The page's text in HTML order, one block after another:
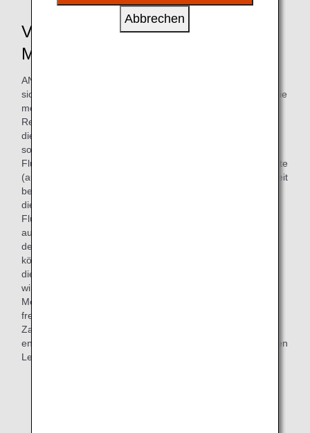
Verringerte Verschwendung von
Mahlzeiten an Bord
ANA unternimmt verschiedene Anstrengungen, um
sicherzustellen, dass die Mahlzeiten an Bord so abfallfrei wie
möglich sind. Insbesondere prüfen wir die Anzahl der
Reservierungen bis kurz vor der Abflugzeit und bestimmen
die Anzahl der Mahlzeiten an Bord, die verladen werden
sollen, soweit dies keinen Einfluss auf den pünktlichen
Flugbetrieb hat. Durch diese Bemühungen liegt die Abfallrate
(auf Wertbasis) von Mahlzeiten an Bord und Lounges derzeit
bei ca. 4,6 % (für das Geschäftsjahr 2019), und wir planen
diese in Zukunft weiter zu reduzieren. Für internationale
Flüge der First Class und Business Class bieten wir
außerdem den Vorbestellservice für Mahlzeiten (*1) an, mit
dem Passagiere vor dem Boarding das Menü auswählen
können, das ihnen an Bord serviert werden soll. Wenn wir
die Wünsche unserer Kunden im Voraus erfragen, können
wir die Mahlzeit Ihrer Wahl bereitstellen und damit auch die
Menge einiger
freier Menüelemente an Bord reduzieren. Dies senkt die
Zahl der Speisen an Bord, die nicht serviert werden und
entsorgt werden müssen und trägt damit zu einer geringeren
Lebensmittelverschwendung bei.
Abbrechen